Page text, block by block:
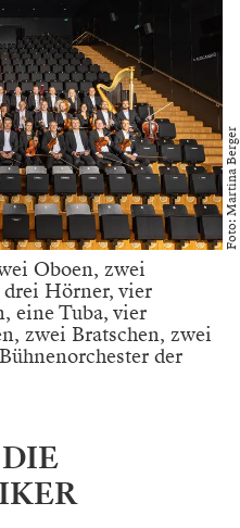
Foto: Martina Berger
Oboen, zwei
Hörner, vier
eine Tuba, vier
zwei Bratschen, zwei
der